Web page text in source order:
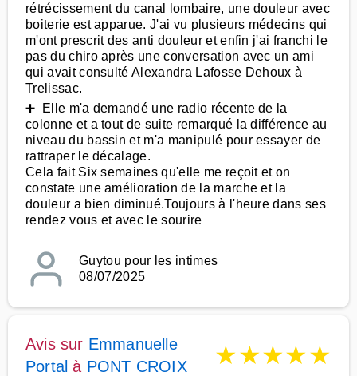
rétrécissement du canal lombaire, une douleur avec
boiterie est apparue. J'ai vu plusieurs médecins qui
m'ont prescrit des anti douleur et enfin j'ai franchi le
pas du chiro après une conversation avec un ami
qui avait consulté Alexandra Lafosse Dehoux à
Trelissac.
➕ Elle m'a demandé une radio récente de la
colonne et a tout de suite remarqué la différence au
niveau du bassin et m'a manipulé pour essayer de
rattraper le décalage.
Cela fait Six semaines qu'elle me reçoit et on
constate une amélioration de la marche et la
douleur a bien diminué.Toujours à l'heure dans ses
rendez vous et avec le sourire
Guytou pour les intimes
08/07/2025
Avis sur Emmanuelle
Portal à PONT CROIX ★★★★★